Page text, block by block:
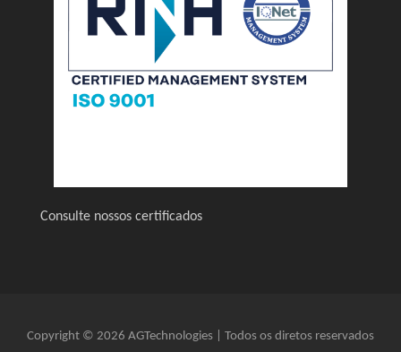
Consulte nossos certificados
Copyright © 2026 AGTechnologies | Todos os diretos reservados